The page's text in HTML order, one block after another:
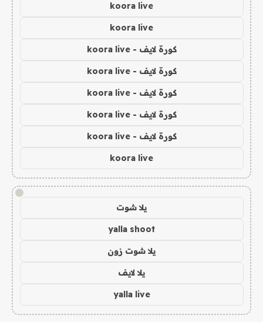
koora live
koora live
كورة لايف - koora live
كورة لايف - koora live
كورة لايف - koora live
كورة لايف - koora live
كورة لايف - koora live
koora live
!
يلا شوت
yalla shoot
يلا شوت زون
يلا لايف
yalla live